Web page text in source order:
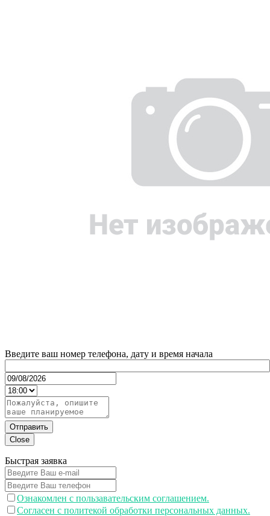
Введите ваш номер телефона, дату и время начала
Отправить
Close
Быстрая заявка
Ознакомлен с пользавательским соглашением.
Согласен с политекой обработки персональных данных.